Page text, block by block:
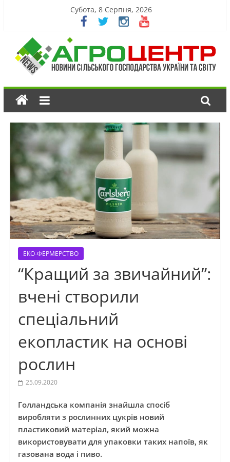
Субота, 8 Серпня, 2026
ЕКО-ФЕРМЕРСТВО
“Кращий за звичайний”:
вчені створили
спеціальний
екопластик на основі
рослин
25.09.2020
Голландська компанія знайшла спосіб
виробляти з рослинних цукрів новий
пластиковий матеріал, який можна
використовувати для упаковки таких напоїв, як
газована вода і пиво.